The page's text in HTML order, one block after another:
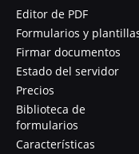
Editor de PDF
Formularios y
Firmar documentos
Estado del servidor
Precios
Biblioteca de
formularios
Características